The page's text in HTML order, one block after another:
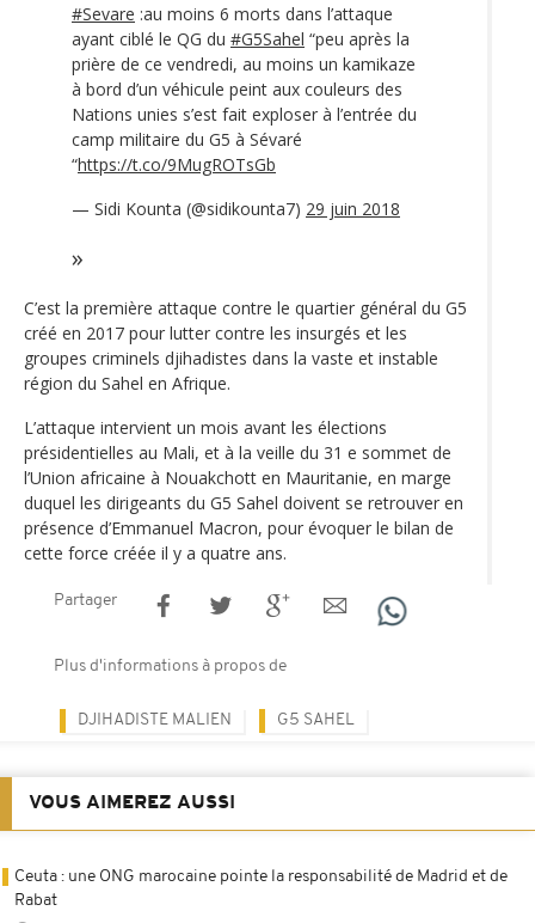
#Sevare :au moins 6 morts dans l’attaque
ayant ciblé le QG du #G5Sahel “peu après la
prière de ce vendredi, au moins un kamikaze
à bord d’un véhicule peint aux couleurs des
Nations unies s’est fait exploser à l’entrée du
camp militaire du G5 à Sévaré
“https://t.co/9MugROTsGb
— Sidi Kounta (@sidikounta7) 29 juin 2018
C’est la première attaque contre le quartier général du G5
créé en 2017 pour lutter contre les insurgés et les
groupes criminels djihadistes dans la vaste et instable
région du Sahel en Afrique.
L’attaque intervient un mois avant les élections
présidentielles au Mali, et à la veille du 31 e sommet de
l’Union africaine à Nouakchott en Mauritanie, en marge
duquel les dirigeants du G5 Sahel doivent se retrouver en
présence d’Emmanuel Macron, pour évoquer le bilan de
cette force créée il y a quatre ans.
Partager
Plus d'informations à propos de
DJIHADISTE MALIEN G5 SAHEL
VOUS AIMEREZ AUSSI
Ceuta : une ONG marocaine pointe la responsabilité de Madrid et de
Rabat